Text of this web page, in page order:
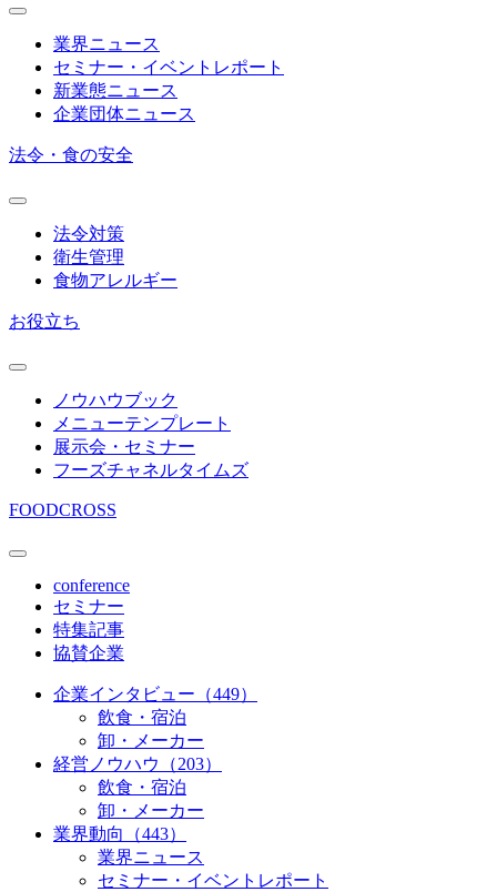
業界ニュース
セミナー・イベントレポート
新業態ニュース
企業団体ニュース
法令・食の安全
法令対策
衛生管理
食物アレルギー
お役立ち
ノウハウブック
メニューテンプレート
展示会・セミナー
フーズチャネルタイムズ
FOODCROSS
conference
セミナー
特集記事
協賛企業
企業インタビュー（449）
飲食・宿泊
卸・メーカー
経営ノウハウ（203）
飲食・宿泊
卸・メーカー
業界動向（443）
業界ニュース
セミナー・イベントレポート